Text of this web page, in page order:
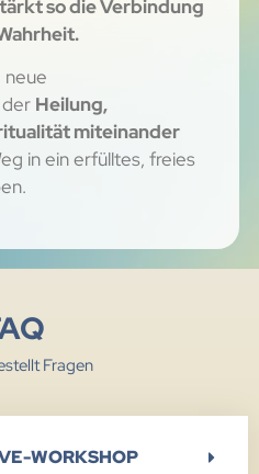
so die Verbindung
neue
der Heilung,
miteinander
in ein erfülltes, freies
Fragen
WORKSHOP